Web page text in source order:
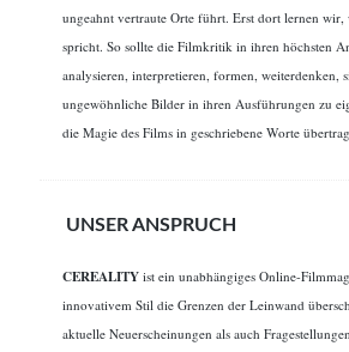
ungeahnt vertraute Orte führt. Erst dort lernen
spricht. So sollte die Filmkritik in ihren höchsten
analysieren, interpretieren, formen, weiterdenken,
ungewöhnliche Bilder in ihren Ausführungen zu
die Magie des Films in geschriebene Worte
UNSER ANSPRUCH
CEREALITYist ein unabhängiges Online-
innovativem Stil die Grenzen der Leinwand
aktuelle Neuerscheinungen als auch